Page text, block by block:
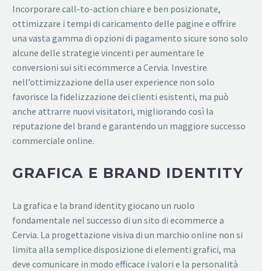
Incorporare call-to-action chiare e ben posizionate,
ottimizzare i tempi di caricamento delle pagine e offrire
una vasta gamma di opzioni di pagamento sicure sono solo
alcune delle strategie vincenti per aumentare le
conversioni sui siti ecommerce a Cervia. Investire
nell’ottimizzazione della user experience non solo
favorisce la fidelizzazione dei clienti esistenti, ma può
anche attrarre nuovi visitatori, migliorando così la
reputazione del brand e garantendo un maggiore successo
commerciale online.
GRAFICA E BRAND IDENTITY
La grafica e la brand identity giocano un ruolo
fondamentale nel successo di un sito di ecommerce a
Cervia. La progettazione visiva di un marchio online non si
limita alla semplice disposizione di elementi grafici, ma
deve comunicare in modo efficace i valori e la personalità